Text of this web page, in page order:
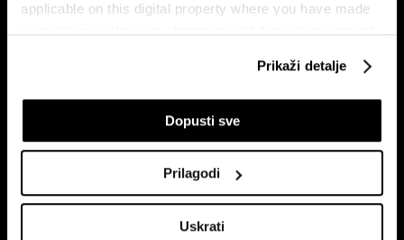
applicable on this digital property where you have made
If you allow, we would also like to:
Collect information about your geographical
Identify your device by actively scanning it for
specific characteristics (fingerprinting)
Prikaži detalje
Dopusti sve
Prilagodi
Uskrati
Končar predvodi regiju
regionalni prvaci nižu rekorde